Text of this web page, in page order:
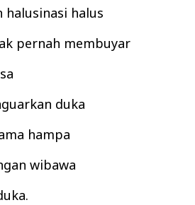
halusinasi halus
pernah membuyar
duka
hampa
wibawa